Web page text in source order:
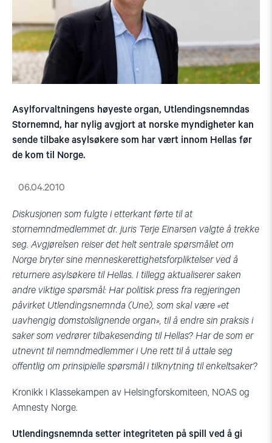
Asylforvaltningens høyeste organ, Utlendingsnemndas
Stornemnd, har nylig avgjort at norske myndigheter kan
sende tilbake asylsøkere som har vært innom Hellas før
de kom til Norge.
06.04.2010
Diskusjonen som fulgte i etterkant førte til at
stornemndmedlemmet dr. juris Terje Einarsen valgte å trekke
seg. Avgjørelsen reiser det helt sentrale spørsmålet om
Norge bryter sine menneskerettighetsforpliktelser ved å
returnere asylsøkere til Hellas. I tillegg aktualiserer saken
andre viktige spørsmål: Har politisk press fra regjeringen
påvirket Utlendingsnemnda (Une), som skal være «et
uavhengig domstolslignende organ», til å endre sin praksis i
saker som vedrører tilbakesending til Hellas? Har de som er
utnevnt til nemndmedlemmer i Une rett til å uttale seg
offentlig om prinsipielle spørsmål i tilknytning til enkeltsaker?
Kronikk i Klassekampen av Helsingforskomiteen, NOAS og
Amnesty Norge.
Utlendingsnemnda setter integriteten på spill ved å gi